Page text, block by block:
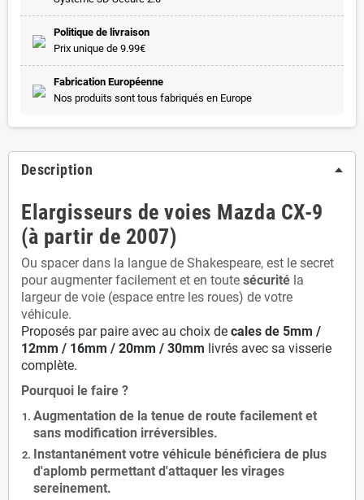
Politique de livraison
Prix unique de 9.99€
Fabrication Européenne
Nos produits sont tous fabriqués en Europe
Description
Elargisseurs de voies Mazda CX-9
(à partir de 2007)
Ou spacer dans la langue de Shakespeare, est le secret
pour augmenter facilement et en toute sécurité la
largeur de voie (espace entre les roues) de votre
véhicule.
Proposés par paire avec au choix de cales de 5mm /
12mm / 16mm / 20mm / 30mm livrés avec sa visserie
complète.
Pourquoi le faire ?
Augmentation de la tenue de route facilement et
sans modification irréversibles.
Instantanément votre véhicule bénéficiera de plus
d'aplomb permettant d'attaquer les virages
sereinement.